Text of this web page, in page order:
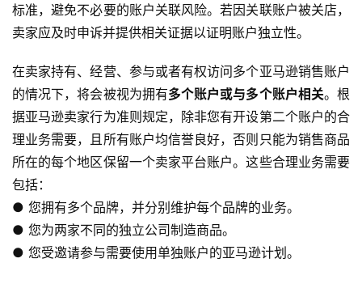
标准，避免不必要的账户关联风险。若因关联账户被关店，
卖家应及时申诉并提供相关证据以证明账户独立性。
在卖家持有、经营、参与或者有权访问多个亚马逊销售账户
的情况下，将会被视为拥有多个账户或与多个账户相关。根
据亚马逊卖家行为准则规定，除非您有开设第二个账户的合
理业务需要，且所有账户均信誉良好，否则只能为销售商品
所在的每个地区保留一个卖家平台账户。这些合理业务需要
包括：
● 您拥有多个品牌，并分别维护每个品牌的业务。
● 您为两家不同的独立公司制造商品。
● 您受邀请参与需要使用单独账户的亚马逊计划。